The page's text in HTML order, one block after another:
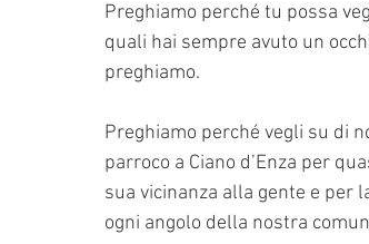
Preghiamo perché tu possa
quali hai sempre avuto un
preghiamo.
Preghiamo perché vegli su di
parroco a Ciano d’Enza per
sua vicinanza alla gente e per
ogni angolo della nostra